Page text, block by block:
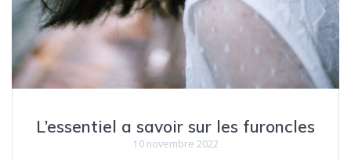
L’essentiel a savoir sur les furoncles
10 novembre 2022